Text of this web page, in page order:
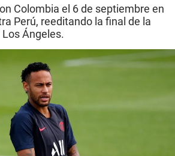
Colombia el 6 de septiembre en
Perú, reeditando la final de la
Ángeles.